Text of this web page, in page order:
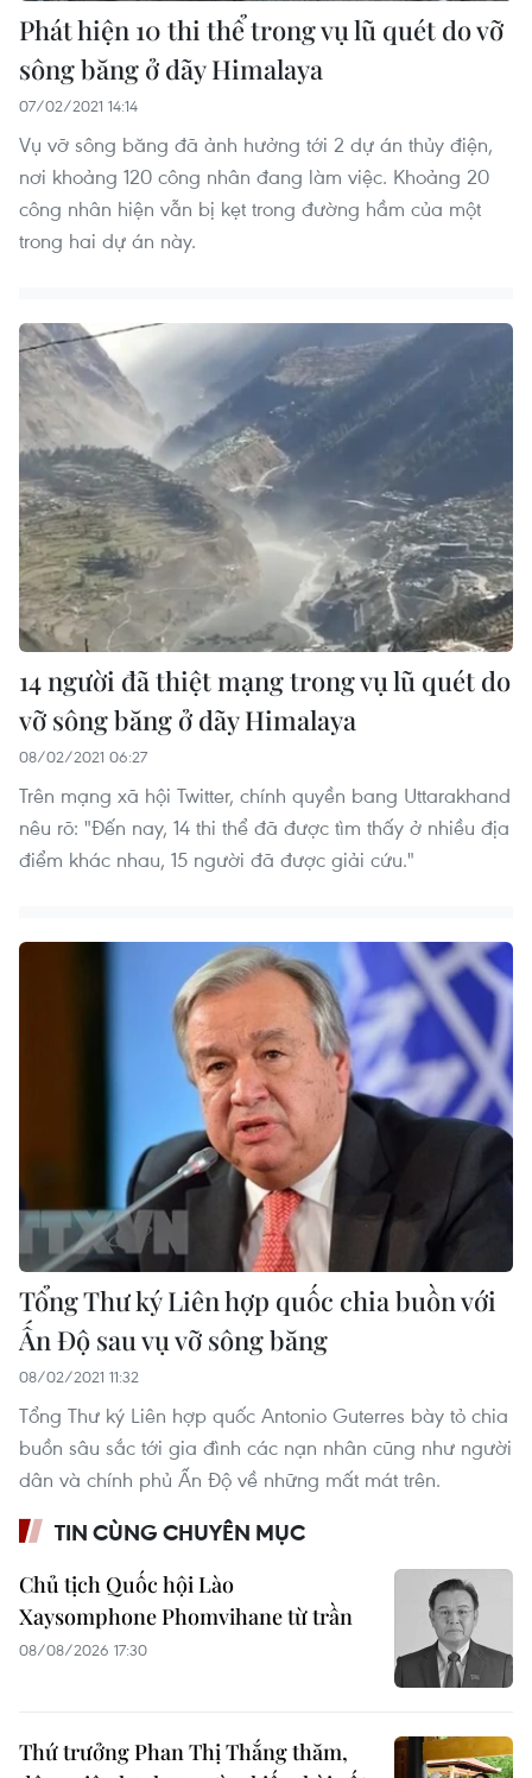
Phát hiện 10 thi thể trong vụ lũ quét do vỡ
sông băng ở dãy Himalaya
07/02/2021 14:14
Vụ vỡ sông băng đã ảnh hưởng tới 2 dự án thủy điện,
nơi khoảng 120 công nhân đang làm việc. Khoảng 20
công nhân hiện vẫn bị kẹt trong đường hầm của một
trong hai dự án này.
14 người đã thiệt mạng trong vụ lũ quét do
vỡ sông băng ở dãy Himalaya
08/02/2021 06:27
Trên mạng xã hội Twitter, chính quyền bang Uttarakhand
nêu rõ: "Đến nay, 14 thi thể đã được tìm thấy ở nhiều địa
điểm khác nhau, 15 người đã được giải cứu."
Tổng Thư ký Liên hợp quốc chia buồn với
Ấn Độ sau vụ vỡ sông băng
08/02/2021 11:32
Tổng Thư ký Liên hợp quốc Antonio Guterres bày tỏ chia
buồn sâu sắc tới gia đình các nạn nhân cũng như người
dân và chính phủ Ấn Độ về những mất mát trên.
TIN CÙNG CHUYÊN MỤC
Chủ tịch Quốc hội Lào
Xaysomphone Phomvihane từ trần
08/08/2026 17:30
Thứ trưởng Phan Thị Thắng thăm,